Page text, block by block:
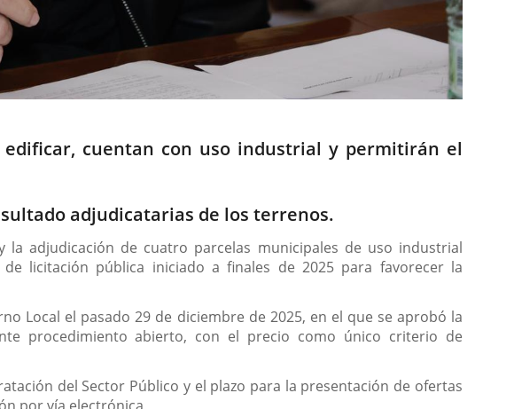
cuentan con uso industrial y permitirán el
adjudicatarias de los terrenos.
adjudicación de cuatro parcelas municipales de uso industrial
licitación pública iniciado a finales de 2025 para favorecer la
Local el pasado 29 de diciembre de 2025, en el que se aprobó la
procedimiento abierto, con el precio como único criterio de
del Sector Público y el plazo para la presentación de ofertas